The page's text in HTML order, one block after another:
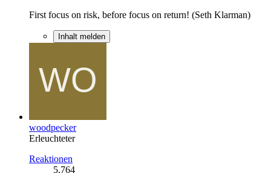
First focus on risk, before focus on return! (Seth Klarman)
Inhalt melden
woodpecker
Erleuchteter
Reaktionen
5.764